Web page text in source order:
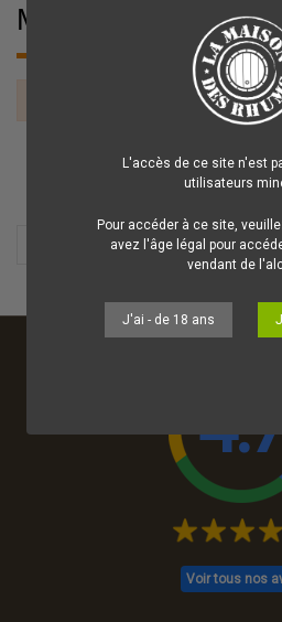
L'accès de ce site n'est
utilisateurs
Pour accéder à ce site,
avez l'âge légal pour
vendant de
J'ai - de 18 ans
Millésime 1987
Effacer tout
Voir tous nos